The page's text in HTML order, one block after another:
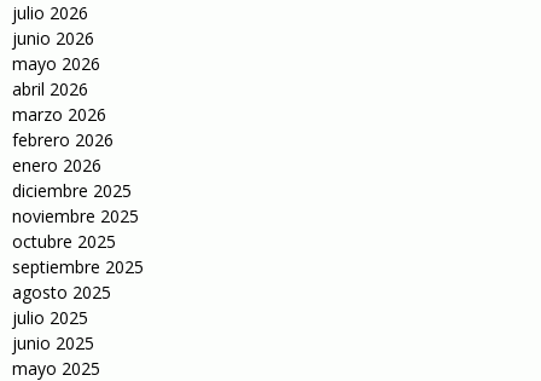
julio 2026
junio 2026
mayo 2026
abril 2026
marzo 2026
febrero 2026
enero 2026
diciembre 2025
noviembre 2025
octubre 2025
septiembre 2025
agosto 2025
julio 2025
junio 2025
mayo 2025